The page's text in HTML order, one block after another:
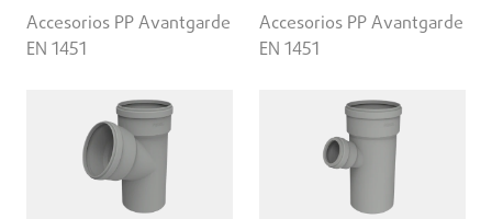
Accesorios PP Avantgarde
EN 1451
Accesorios PP Avantgarde
EN 1451